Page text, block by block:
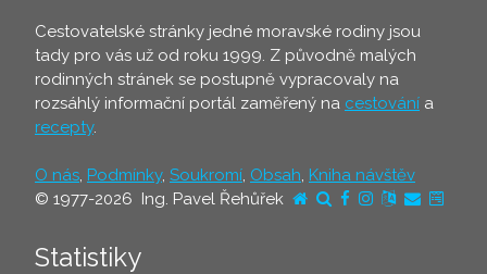
Cestovatelské stránky jedné moravské rodiny jsou
tady pro vás už od roku 1999. Z původně malých
rodinných stránek se postupně vypracovaly na
rozsáhlý informační portál zaměřený na cestování a
recepty.
O nás, Podmínky, Soukromí, Obsah, Kniha návštěv
© 1977-2026 Ing. Pavel Řehůřek
Statistiky